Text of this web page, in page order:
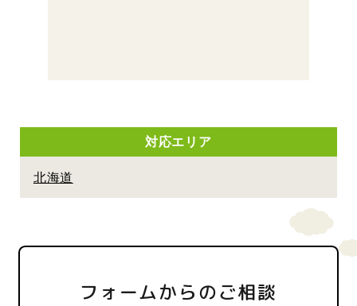
対応エリア
北海道
フォームからのご相談